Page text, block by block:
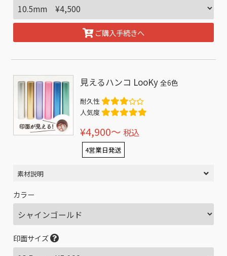
ご購入手続きへ
見えるハンコ LooKy全6色
耐久性
人気度
¥4,900〜 税込
4営業日発送
素材説明
カラー
印面サイズ